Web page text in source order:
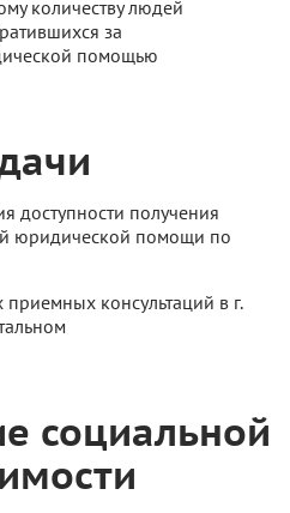
количеству людей
за
помощью
доступности получения
юридической помощи по
консультаций в г.
социальной